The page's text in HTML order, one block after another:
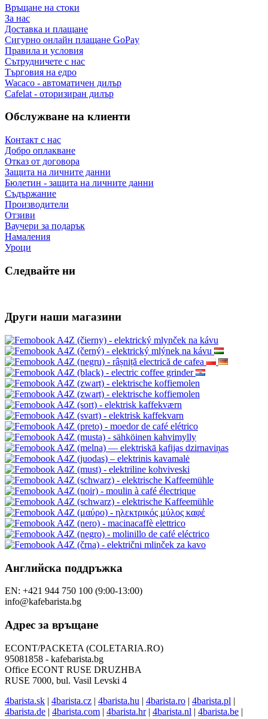
Връщане на стоки
За нас
Доставка и плащане
Сигурно онлайн плащане GoPay
Правила и условия
Сътрудничете с нас
Търговия на едро
Wacaco - автоматичен дилър
Cafelat - оторизиран дилър
Обслужване на клиенти
Контакт с нас
Добро оплакване
Отказ от договора
Защита на личните данни
Бюлетин - защита на личните данни
Съдържание
Производители
Отзиви
Ваучери за подарък
Намаления
Уроци
Следвайте ни
Други наши магазини
Английска поддръжка
EN: +421 944 750 100 (9:00-13:00)
info@kafebarista.bg
Адрес за връщане
ECONT/PACKETA (COLETARIA.RO)
95081858 - kafebarista.bg
Office ECONT RUSE DRUZHBA
RUSE 7000, bul. Vasil Levski 4
4barista.sk | 4barista.cz | 4barista.hu | 4barista.ro | 4barista.pl |
4barista.de | 4barista.com | 4barista.hr| 4barista.nl | 4barista.be |